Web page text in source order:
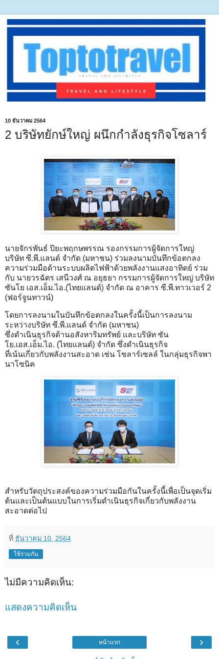
10 ธันวาคม 2564
2 บริษัทยักษ์ใหญ่ ผนึกกำลังธุรกิจโซลาร์
นายจักรพันธ์ ปิยะพฤกษพรรณ รองกรรมการผู้จัดการใหญ่
บริษัท ซี.พี.แลนด์ จำกัด (มหาชน) ร่วมลงนามบันทึกข้อตกลง
ความร่วมมือด้านระบบผลิตไฟฟ้าด้วยพลังงานแสงอาทิตย์ ร่วม
กับ นายวรฉัตร เสนีวงศ์ ณ อยุธยา กรรมการผู้จัดการใหญ่ บริษัท
ซันโย เอส.เอ็ม.ไอ.(ไทยแลนด์) จำกัด ณ อาคาร ซี.พี.ทาวเวอร์ 2
(ฟอร์จูนทาวน์)
โดยการลงนามในบันทึกข้อตกลงในครั้งนี้เป็นการลงนาม
ระหว่างบริษัท ซี.พี.แลนด์ จำกัด (มหาชน)
ซึ่งดำเนินธุรกิจด้านอสังหาริมทรัพย์ และบริษัท ซัน
โย.เอส.เอ็ม.ไอ. (ไทยแลนด์) จำกัด ซึ่งดำเนินธุรกิจ
ที่เน้นเกี่ยวกับพลังงานสะอาด เช่น โซลาร์เซลล์ ในกลุ่มธุรกิจพา
นาโซนิค
สำหรับวัตถุประสงค์ของความร่วมมือกันในครั้งนี้เพื่อเป็นจุดเริ่ม
ต้นและเป็นต้นแบบในการเริ่มดำเนินธุรกิจเกี่ยวกับพลังงาน
สะอาดต่อไป
ที่ ธันวาคม 10, 2564
ใช้ร่วมกัน
ไม่มีความคิดเห็น:
แสดงความคิดเห็น
‹ ›
หน้าแรก